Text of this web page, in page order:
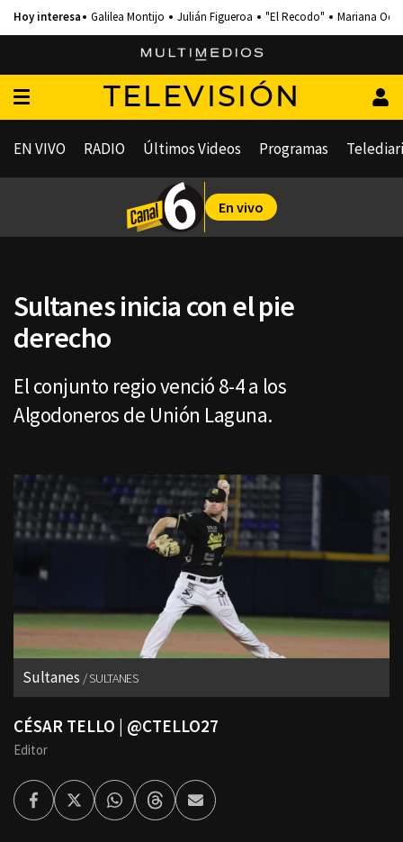
Galilea Montijo Julián Figueroa "El Recodo" Mariana
TELEVISIÓN
EN VIVO RADIO Últimos Videos Programas
En vivo
Sultanes inicia con el pie
derecho
El conjunto regio venció 8-4 a los
Algodoneros de Unión Laguna.
Sultanes SULTANES
CÉSAR TELLO | @CTELLO27
Editor
FacebookTwitterWhatsappThreadsEnviar
por